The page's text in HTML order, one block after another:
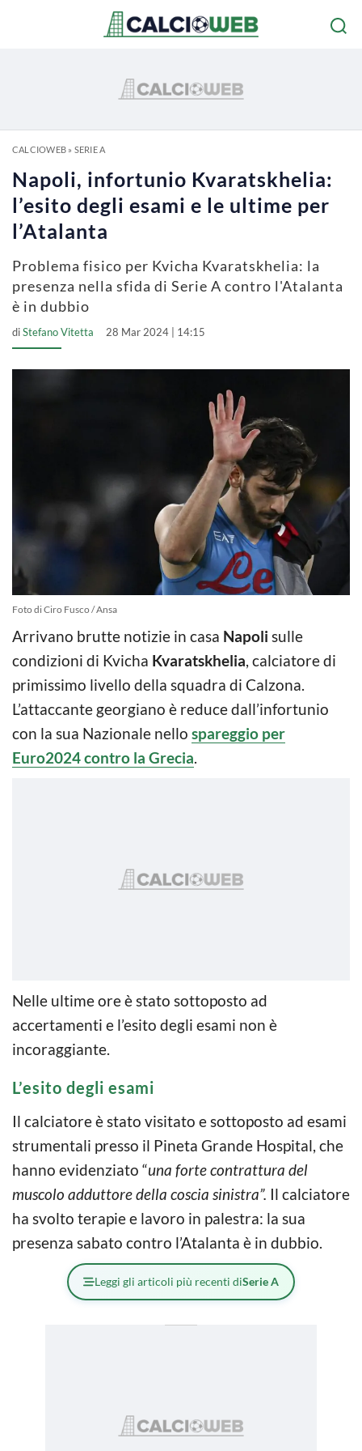
CALCIOWEB» SERIE A
Napoli, infortunio Kvaratskhelia:
l’esito degli esami e le ultime per
l’Atalanta
Problema fisico per Kvicha Kvaratskhelia: la
presenza nella sfida di Serie A contro l'Atalanta
è in dubbio
diStefano Vitetta 28 Mar 2024 | 14:15
Foto di Ciro Fusco / Ansa
Arrivano brutte notizie in casa Napoli sulle
condizioni di Kvicha Kvaratskhelia, calciatore di
primissimo livello della squadra di Calzona.
L’attaccante georgiano è reduce dall’infortunio
con la sua Nazionale nello spareggio per
Euro2024 contro la Grecia.
Nelle ultime ore è stato sottoposto ad
accertamenti e l’esito degli esami non è
incoraggiante.
L’esito degli esami
Il calciatore è stato visitato e sottoposto ad esami
strumentali presso il Pineta Grande Hospital, che
hanno evidenziato “una forte contrattura del
muscolo adduttore della coscia sinistra”. Il calciatore
ha svolto terapie e lavoro in palestra: la sua
presenza sabato contro l’Atalanta è in dubbio.
Leggi gli articoli più recenti diSerie A